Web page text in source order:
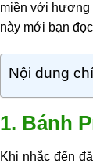
miền với hương
này mới bạn
Nội dung
1. Bánh
Khi nhắc đến